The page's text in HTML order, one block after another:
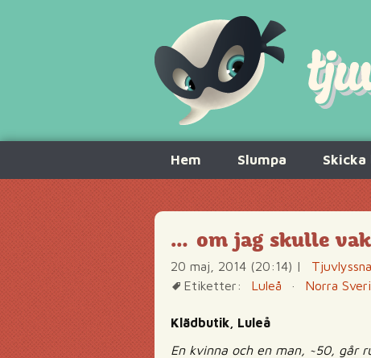
innehåll
Hem Slumpa
… om jag skulle
20 maj, 2014 (20:14) |
Etiketter:
Luleå · Norra
Klädbutik, Luleå
En kvinna och en man, ~50, går